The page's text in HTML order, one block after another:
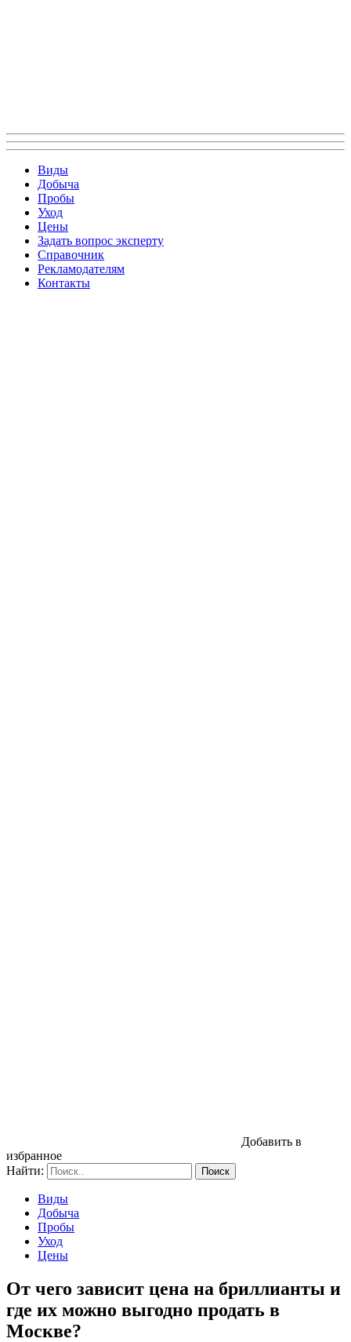
Виды
Добыча
Пробы
Уход
Цены
Задать вопрос эксперту
Справочник
Рекламодателям
Контакты
Добавить в
избранное
Найти:
Виды
Добыча
Пробы
Уход
Цены
От чего зависит цена на бриллианты и
где их можно выгодно продать в
Москве?